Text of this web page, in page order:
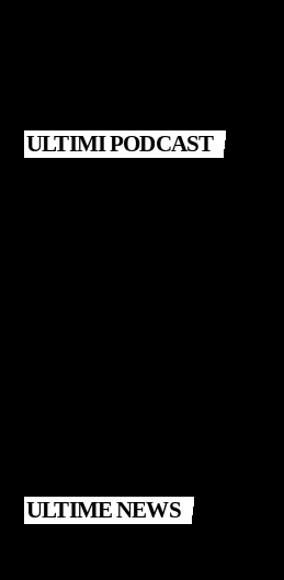
ULTIMI PODCAST
ULTIME NEWS